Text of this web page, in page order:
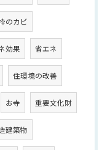
のカビ
効果 省エネ
住環境の改善
お寺 重要文化財
建築物